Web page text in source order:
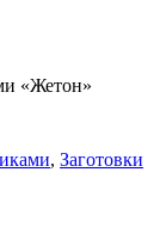
«Жетон»
, Заготовки